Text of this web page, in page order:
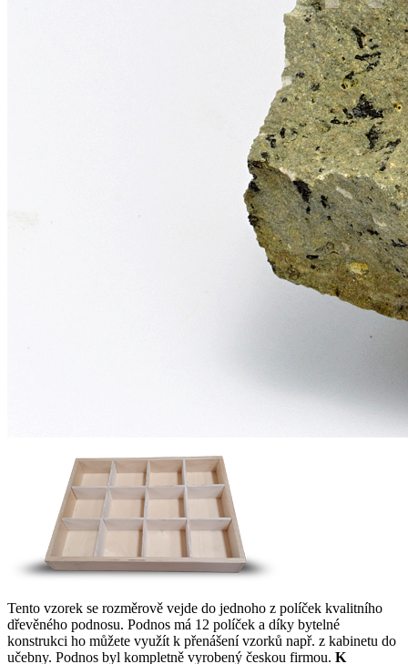
Tento vzorek se rozměrově vejde do jednoho z políček kvalitního
dřevěného podnosu. Podnos má 12 políček a díky bytelné
konstrukci ho můžete využít k přenášení vzorků např. z kabinetu do
učebny. Podnos byl kompletně vyrobený českou firmou. K